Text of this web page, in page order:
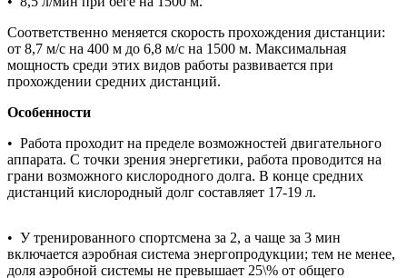
Соответственно меняется скорость прохождения дистанции:
от 8,7 м/с на 400 м до 6,8 м/с на 1500 м. Максимальная
мощность среди этих видов работы развивается при
прохождении средних дистанций.
Особенности
• Работа проходит на пределе возможностей двигательного
аппарата. С точки зрения энергетики, работа проводится на
грани возможного кислородного долга. В конце средних
дистанций кислородный долг составляет 17-19 л.
• У тренированного спортсмена за 2, а чаще за 3 мин
включается аэробная система энергопродукции; тем не менее,
доля аэробной системы не превышает 25\% от общего